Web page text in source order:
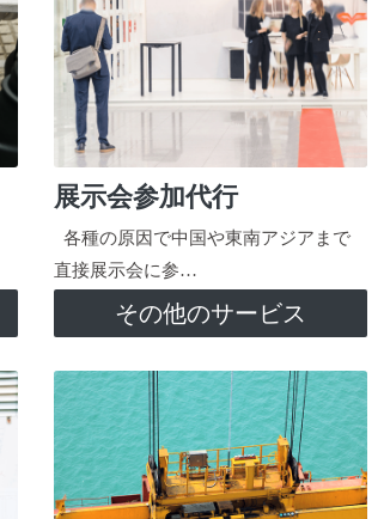
展示会参加代行
各種の原因で中国や東南アジアまで
直接展示会に参…
その他のサービス